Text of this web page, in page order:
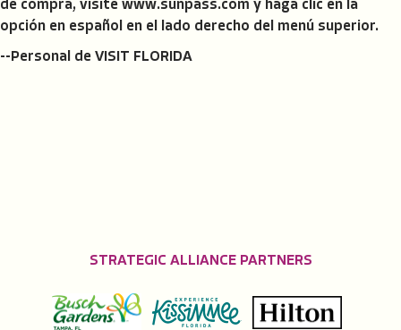
de compra, visite www.sunpass.com y haga clic en la
opción en español en el lado derecho del menú superior.
--Personal de VISIT FLORIDA
STRATEGIC ALLIANCE PARTNERS